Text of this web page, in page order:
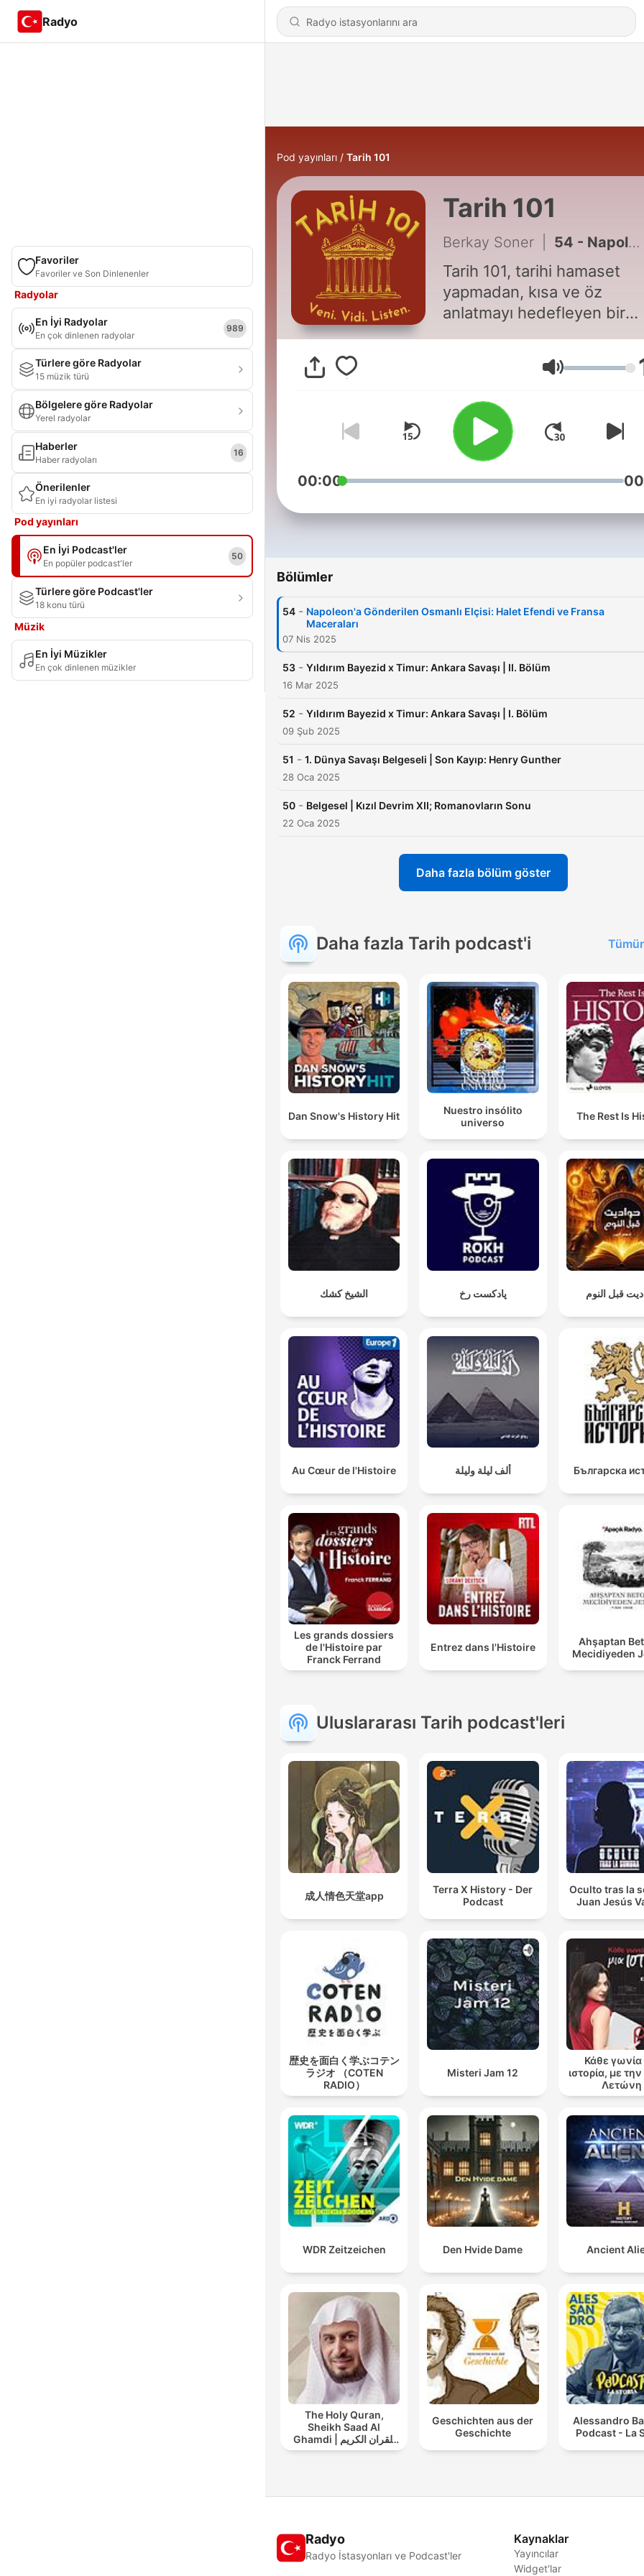
Radyo
Favoriler
Favoriler ve Son Dinlenenler
Radyolar
En İyi Radyolar
En çok dinlenen radyolar
989
Türlere göre Radyolar
15 müzik türü
Bölgelere göre Radyolar
Yerel radyolar
Haberler
Haber radyoları
16
Önerilenler
En iyi radyolar listesi
Pod yayınları
En İyi Podcast'ler
En popüler podcast'ler
50
Türlere göre Podcast'ler
18 konu türü
Müzik
En İyi Müzikler
En çok dinlenen müzikler
Pod yayınları Tarih 101
Tarih 101
Berkay Soner 54 - Napoleon'a Gönderilen Osmanlı Elçisi: Halet Efendi ve Fransa Maceraları
Tarih 101, tarihi hamaset
yapmadan, kısa ve öz
anlatmayı hedefleyen bir
twitter.com/tarih101YT
tarih101podcast@gmail.com
Bizi desteklemek için;
https://www.papara.com/
https://
Ses
00:00
Bölümler
54 - Napoleon'a Gönderilen Osmanlı Elçisi: Halet Efendi ve Fransa
Maceraları
07 Nis 2025
53 - Yıldırım Bayezid x Timur: Ankara Savaşı | II. Bölüm
16 Mar 2025
52 - Yıldırım Bayezid x Timur: Ankara Savaşı | I. Bölüm
09 Şub 2025
51 - 1. Dünya Savaşı Belgeseli | Son Kayıp: Henry Gunther
28 Oca 2025
50 - Belgesel | Kızıl Devrim XII; Romanovların Sonu
22 Oca 2025
Daha fazla bölüm göster
Daha fazla Tarih podcast'i
Dan Snow's History Hit
Nuestro insólito
universo
The Rest Is
الشيخ كشك پادکست رخ قبل النوم
Au Cœur de l'Histoire ألف ليلة وليلة Българска
Les grands dossiers
de l'Histoire par
Franck Ferrand
Entrez dans l'Histoire
Ahşaptan
Mecidiyeden
Uluslararası Tarih podcast'leri
成人情色天堂app
Terra X History - Der
Podcast
Oculto tras la
Juan Jesús
歴史を面白く学ぶコテン
ラジオ （COTEN
RADIO）
Misteri Jam 12
Κάθε γωνία
ιστορία, με
Λετώνη
WDR Zeitzeichen Den Hvide Dame Ancient
The Holy Quran,
Sheikh Saad Al
Ghamdi | القران الكريم
سعد الغامدي
Geschichten aus der
Geschichte
Alessandro
Podcast - La
Radyo
Radyo İstasyonları ve Podcast'ler
Kaynaklar
Yayıncılar
Widget'lar